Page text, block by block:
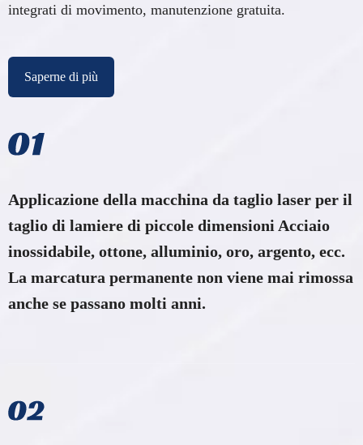
integrati di movimento, manutenzione gratuita.
Saperne di più
Applicazione della macchina da taglio laser per il
taglio di lamiere di piccole dimensioni Acciaio
inossidabile, ottone, alluminio, oro, argento, ecc.
La marcatura permanente non viene mai rimossa
anche se passano molti anni.